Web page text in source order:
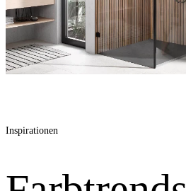
Inspirationen